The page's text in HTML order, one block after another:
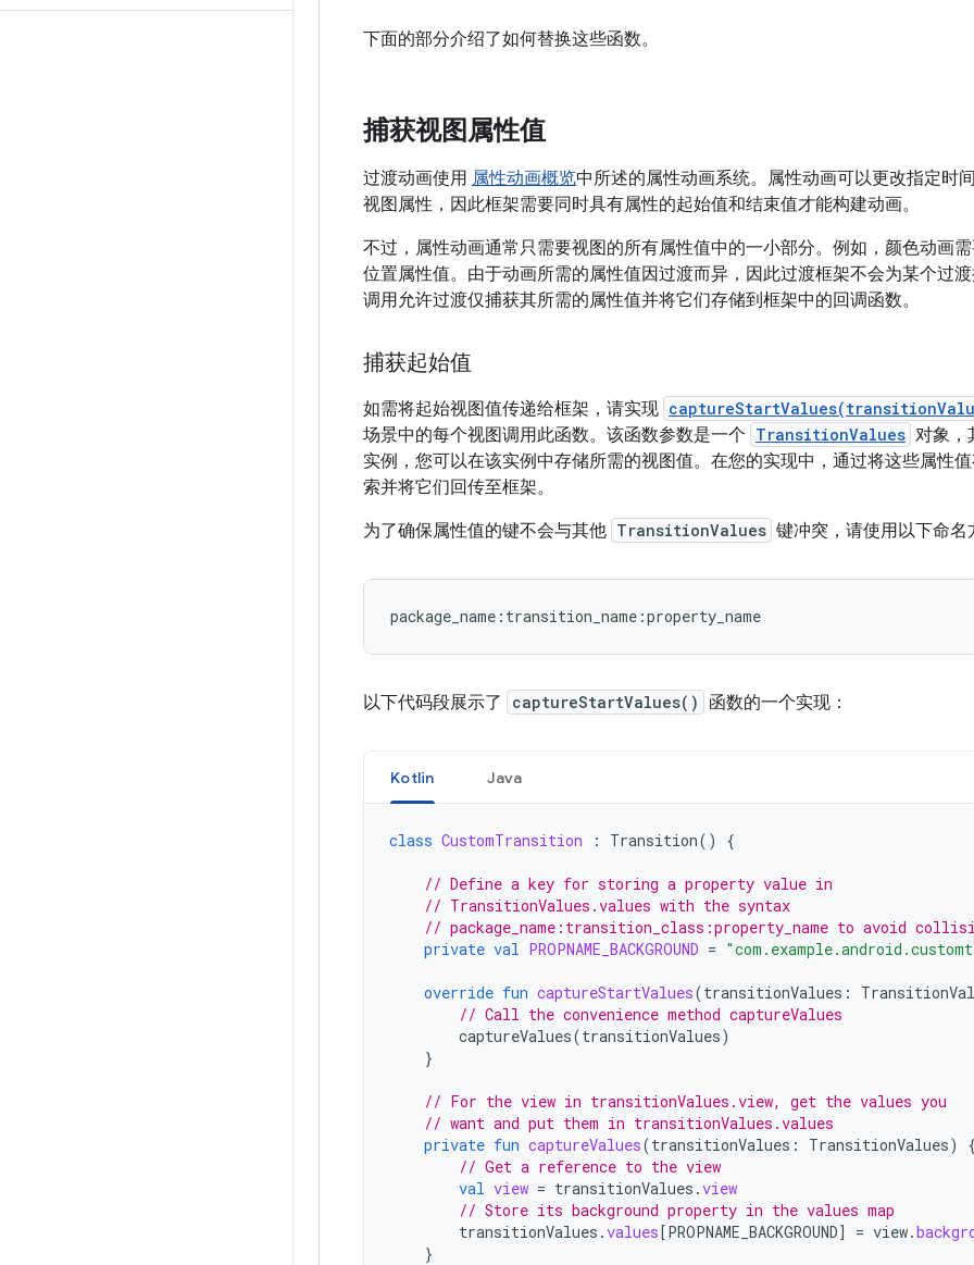
下面的部分介绍了如何替换这些函数。
捕获视图属性值
过渡动画使用 属性动画概览中所述的属性动画系统。属性动画可以更改指定时
视图属性，因此框架需要同时具有属性的起始值和结束值才能构建动画。
不过，属性动画通常只需要视图的所有属性值中的一小部分。例如，颜色动画
位置属性值。由于动画所需的属性值因过渡而异，因此过渡框架不会为某个过
调用允许过渡仅捕获其所需的属性值并将它们存储到框架中的回调函数。
捕获起始值
如需将起始视图值传递给框架，请实现
场景中的每个视图调用此函数。该函数参数是一个 TransitionValues 对象，
实例，您可以在该实例中存储所需的视图值。在您的实现中，通过将这些属性
索并将它们回传至框架。
为了确保属性值的键不会与其他 TransitionValues 键冲突，请使用以下命名
package_name:transition_name:property_name
以下代码段展示了 captureStartValues() 函数的一个实现：
Kotlin Java
class CustomTransition : Transition() {
// Define a key for storing a property value in
// TransitionValues.values with the syntax
// package_name:transition_class:property_name to avoid
private val PROPNAME_BACKGROUND =
override fun captureStartValues(transitionValues :
// Call the convenience method captureValues
captureValues(transitionValues)
}
// For the view in transitionValues.view, get the values you
// want and put them in transitionValues.values
private fun captureValues(transitionValues : TransitionValues)
{
// Get a reference to the view
val view = transitionValues .view
// Store its background property in the values map
transitionValues .values[PROPNAME_BACKGROUND] = view.
}